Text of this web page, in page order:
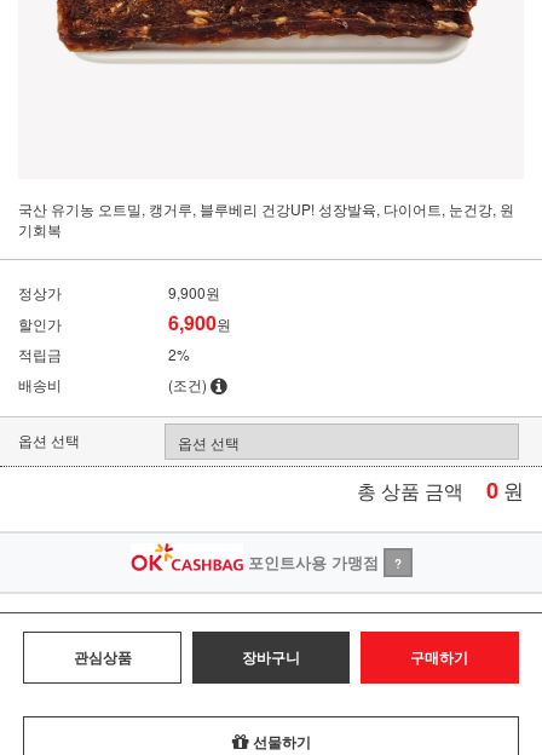
국산 유기농 오트밀, 캥거루, 블루베리 건강UP! 성장발육, 다이어트, 눈건강, 원
기회복
정상가
9,900원
할인가
6,900원
적립금
2%
배송비
(조건)
옵션 선택
총 상품 금액 0 원
포인트사용 가맹점 ?
관심상품 장바구니 구매하기
선물하기